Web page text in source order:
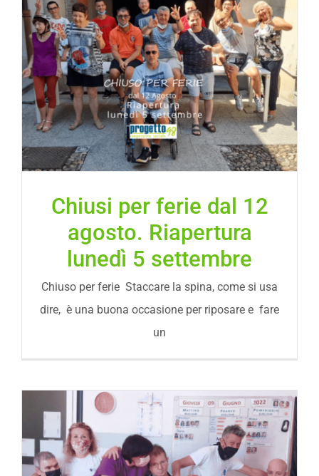
Chiusi per ferie dal 12
agosto. Riapertura
lunedì 5 settembre
Chiuso per ferie Staccare la spina, come si usa
dire, è una buona occasione per riposare e fare
un